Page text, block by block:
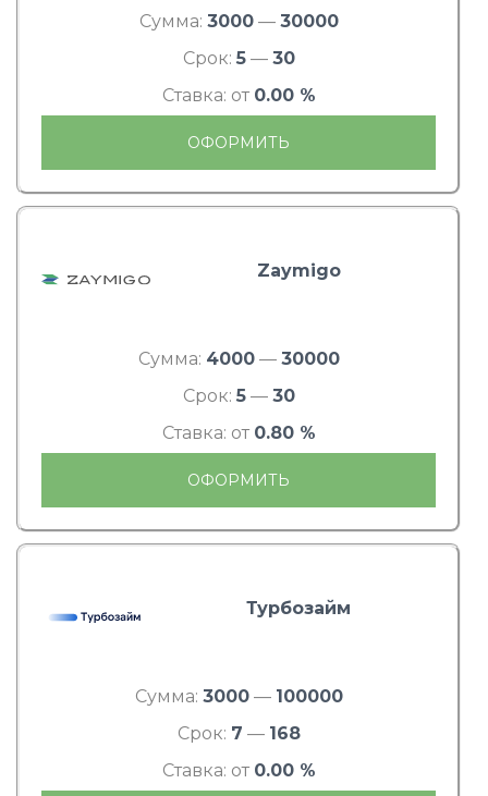
Сумма: 3000— 30000
Срок: 5— 30
Ставка: от 0.00 %
ОФОРМИТЬ
Zaymigo
Сумма: 4000— 30000
Срок: 5— 30
Ставка: от 0.80 %
ОФОРМИТЬ
Турбозайм
Сумма: 3000— 100000
Срок: 7 — 168
Ставка: от 0.00 %